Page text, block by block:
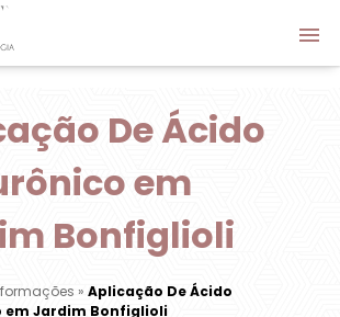
De Ácido
em
Bonfiglioli
» Aplicação De Ácido
em Jardim Bonfiglioli